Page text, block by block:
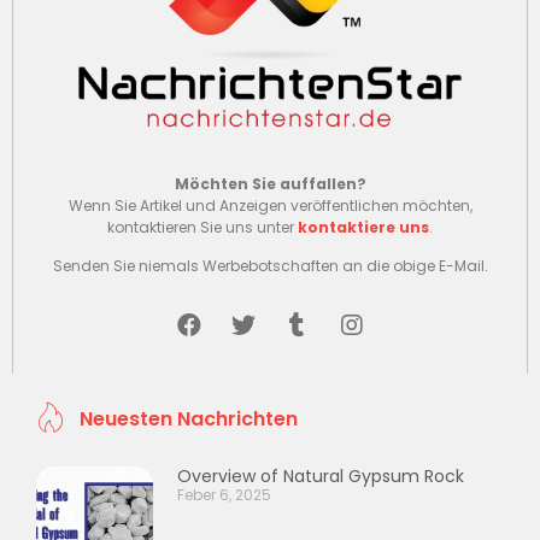
Möchten Sie auffallen?
Wenn Sie Artikel und Anzeigen veröffentlichen möchten,
kontaktieren Sie uns unter kontaktiere uns.
Senden Sie niemals Werbebotschaften an die obige E-Mail.
Neuesten Nachrichten
Overview of Natural Gypsum Rock
Feber 6, 2025